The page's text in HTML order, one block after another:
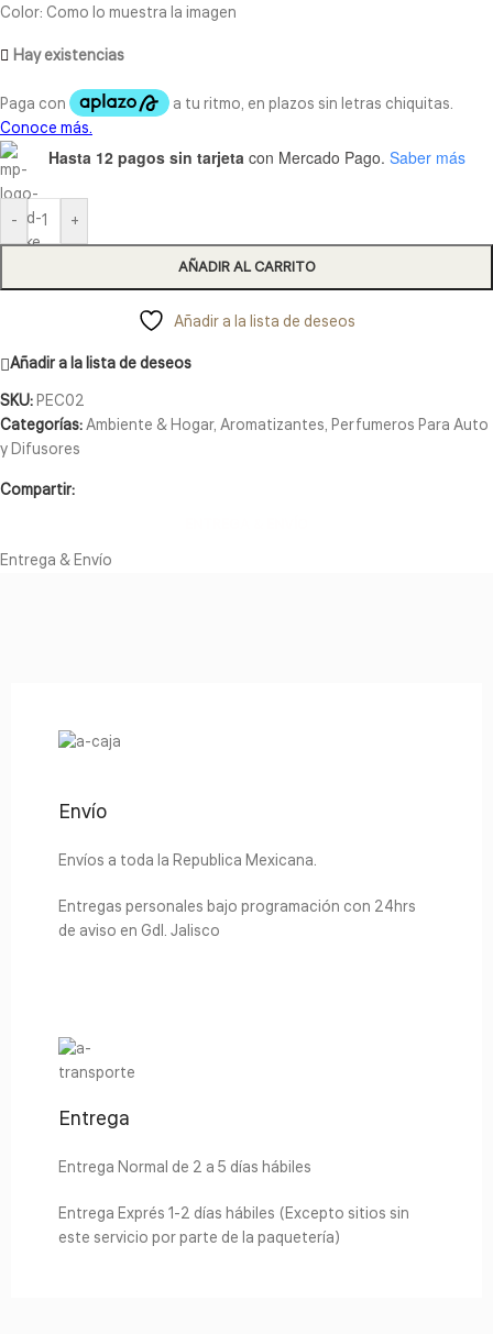
Color: Como lo muestra la imagen
Hay existencias
Hasta 12 pagos sin tarjeta con Mercado Pago. Saber más
- +
AÑADIR AL CARRITO
Añadir a la lista de deseos
Añadir a la lista de deseos
SKU:PEC02
Categorías:Ambiente & Hogar, Aromatizantes, Perfumeros Para Auto
y Difusores
Compartir:
Entrega & Envío
Envío
Envíos a toda la Republica Mexicana.
Entregas personales bajo programación con 24hrs
de aviso en Gdl. Jalisco
Entrega
Entrega Normal de 2 a 5 días hábiles
Entrega Exprés 1-2 días hábiles (Excepto sitios sin
este servicio por parte de la paquetería)